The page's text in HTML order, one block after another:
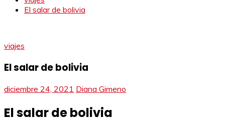
El salar de bolivia
viajes
El salar de bolivia
diciembre 24, 2021 Diana Gimeno
El salar de bolivia